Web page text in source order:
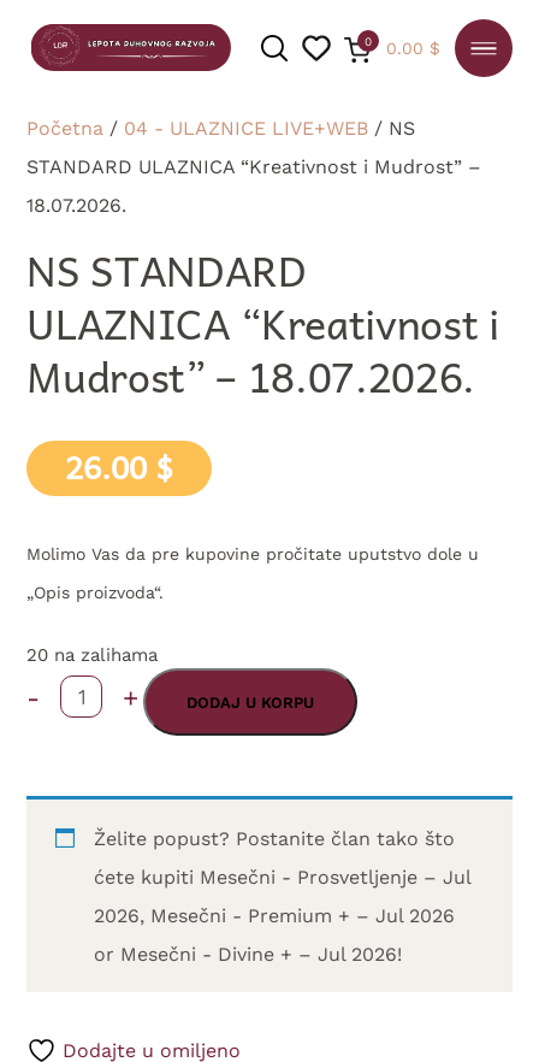
0 0.00 $
Početna / 04 - ULAZNICE LIVE+WEB / NS
STANDARD ULAZNICA “Kreativnost i Mudrost” –
18.07.2026.
NS STANDARD
ULAZNICA “Kreativnost i
Mudrost” – 18.07.2026.
26.00$
Molimo Vas da pre kupovine pročitate uputstvo dole u
„Opis proizvoda“.
20 na zalihama
-
NS
STANDARD
“Kreativnost
Mudrost”
18.07.2026.
+ DODAJ U KORPU
Želite popust? Postanite član tako što
ćete kupiti Mesečni - Prosvetljenje – Jul
2026, Mesečni - Premium + – Jul 2026
or Mesečni - Divine + – Jul 2026!
Dodajte u omiljeno